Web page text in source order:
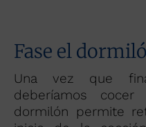
Fase el
Una vez que
deberíamos
dormilón permite